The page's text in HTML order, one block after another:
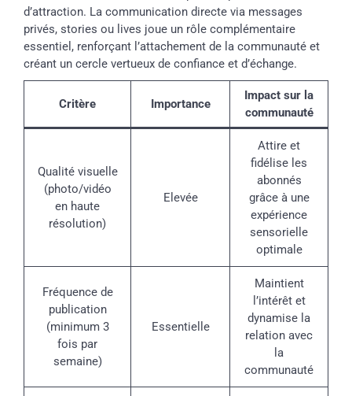
d’attraction. La communication directe via messages
privés, stories ou lives joue un rôle complémentaire
essentiel, renforçant l’attachement de la communauté et
créant un cercle vertueux de confiance et d’échange.
Critère Importance
Impact sur la
communauté
Qualité visuelle
(photo/vidéo
en haute
résolution)
Elevée
Attire et
fidélise les
abonnés
grâce à une
expérience
sensorielle
optimale
Fréquence de
publication
(minimum 3
fois par
semaine)
Essentielle
Maintient
l’intérêt et
dynamise la
relation avec
la
communauté